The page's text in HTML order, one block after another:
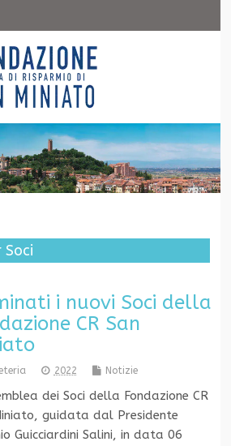
Soci
i nuovi Soci della
CR San
2022 Notizie
dei Soci della Fondazione CR
guidata dal Presidente
Guicciardini Salini, in data 06